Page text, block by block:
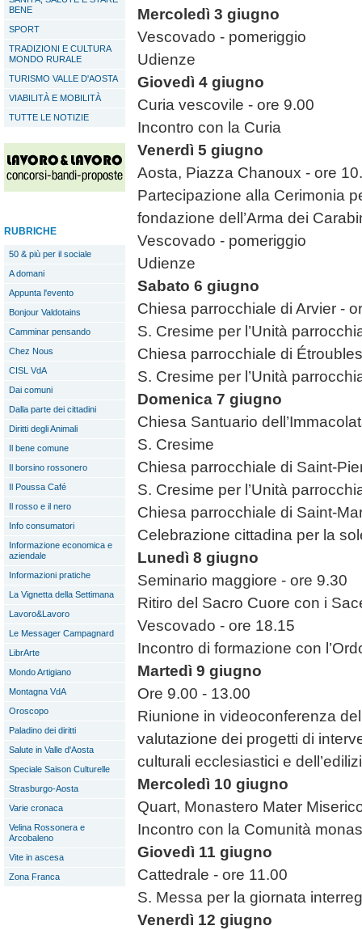
BENE
SPORT
TRADIZIONI E CULTURA
MONDO RURALE
TURISMO VALLE D'AOSTA
VIABILITÀ E MOBILITÀ
TUTTE LE NOTIZIE
RUBRICHE
50 & più per il sociale
A domani
Appunta l'evento
Bonjour Valdotains
Camminar pensando
Chez Nous
CISL VdA
Dai comuni
Dalla parte dei cittadini
Diritti degli Animali
Il bene comune
Il borsino rossonero
Il Poussa Café
Il rosso e il nero
Info consumatori
Informazione economica e
aziendale
Informazioni pratiche
La Vignetta della Settimana
Lavoro&Lavoro
Le Messager Campagnard
LibrArte
Mondo Artigiano
Montagna VdA
Oroscopo
Paladino dei diritti
Salute in Valle d'Aosta
Speciale Saison Culturelle
Strasburgo-Aosta
Varie cronaca
Velina Rossonera e
Arcobaleno
Vite in ascesa
Zona Franca
Mercoledì 3 giugno
Vescovado - pomeriggio
Udienze
Giovedì 4 giugno
Curia vescovile - ore 9.00
Incontro con la Curia
Venerdì 5 giugno
Aosta, Piazza Chanoux - ore
Partecipazione alla Cerimonia
fondazione dell’Arma dei
Vescovado - pomeriggio
Udienze
Sabato 6 giugno
Chiesa parrocchiale di Arvier -
S. Cresime per l’Unità
Chiesa parrocchiale di
S. Cresime per l’Unità
Domenica 7 giugno
Chiesa Santuario
S. Cresime
Chiesa parrocchiale di Saint-
S. Cresime per l’Unità
Chiesa parrocchiale di Saint-
Celebrazione cittadina per la
Lunedì 8 giugno
Seminario maggiore - ore 9.30
Ritiro del Sacro Cuore con i
Vescovado - ore 18.15
Incontro di formazione con
Martedì 9 giugno
Ore 9.00 - 13.00
Riunione in videoconferenza
valutazione dei progetti di
culturali ecclesiastici e
Mercoledì 10 giugno
Quart, Monastero Mater
Incontro con la Comunità
Giovedì 11 giugno
Cattedrale - ore 11.00
S. Messa per la giornata
Venerdì 12 giugno